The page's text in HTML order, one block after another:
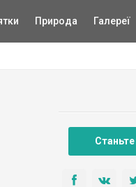
Природа Галереї